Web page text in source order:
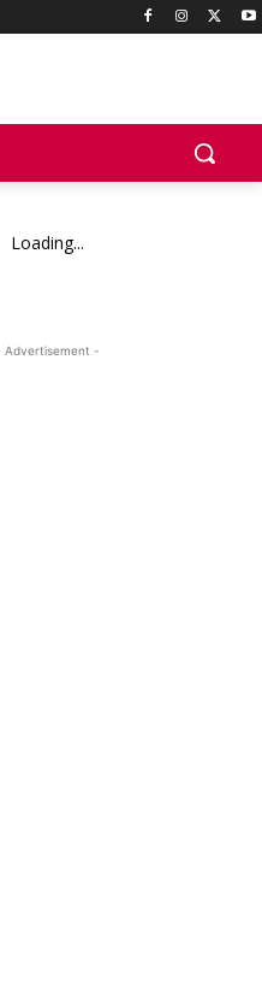
Loading...
Advertisement -